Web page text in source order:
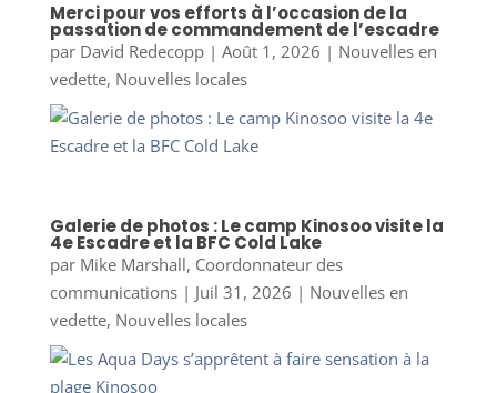
Merci pour vos efforts à l’occasion de la
passation de commandement de l’escadre
par David Redecopp| Août 1, 2026 | Nouvelles en
vedette, Nouvelles locales
Galerie de photos : Le camp Kinosoo visite la
4e Escadre et la BFC Cold Lake
par Mike Marshall, Coordonnateur des
communications| Juil 31, 2026 | Nouvelles en
vedette, Nouvelles locales